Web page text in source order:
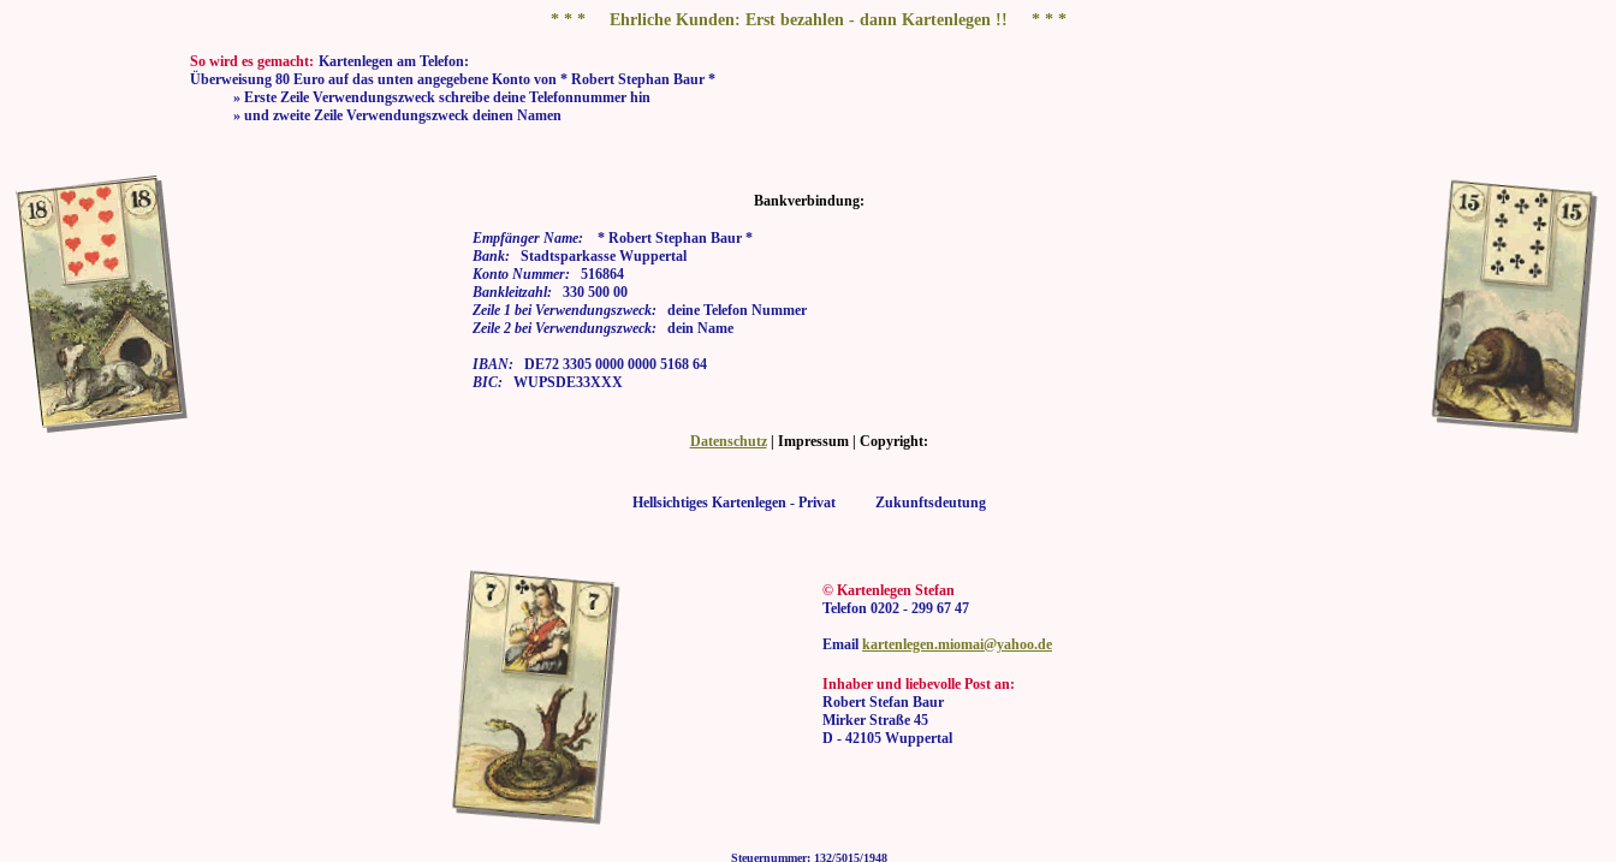
* * * Ehrliche Kunden: Erst bezahlen - dann Kartenlegen !! * * *
So wird es gemacht: Kartenlegen am Telefon:
Überweisung 80 Euro auf das unten angegebene Konto von * Robert Stephan Baur *
» Erste Zeile Verwendungszweck schreibe deine Telefonnummer hin
» und zweite Zeile Verwendungszweck deinen Namen
Bankverbindung:
Empfänger Name: * Robert Stephan Baur *
Bank: Stadtsparkasse Wuppertal
Konto Nummer: 516864
Bankleitzahl: 330 500 00
Zeile 1 bei Verwendungszweck: deine Telefon Nummer
Zeile 2 bei Verwendungszweck: dein Name
IBAN: DE72 3305 0000 0000 5168 64
BIC: WUPSDE33XXX
Datenschutz| Impressum | Copyright:
Hellsichtiges Kartenlegen - Privat Zukunftsdeutung
© Kartenlegen Stefan
Telefon 0202 - 299 67 47
Email kartenlegen.miomai@yahoo.de
Inhaber und liebevolle Post an:
Robert Stefan Baur
Mirker Straße 45
D - 42105 Wuppertal
Steuernummer: 132/5015/1948